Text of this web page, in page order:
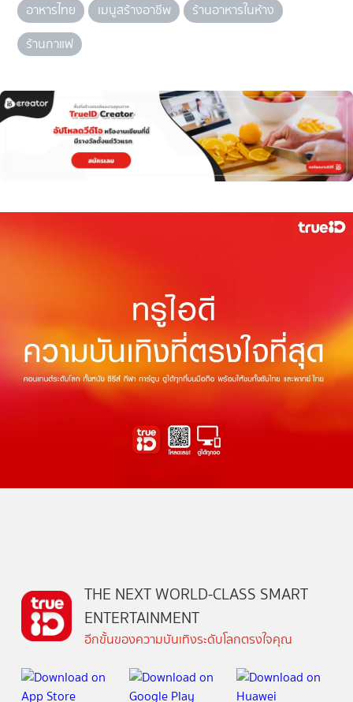
อาหารไทย
เมนูสร้างอาชีพ
ร้านอาหารในห้าง
ร้านกาแฟ
THE NEXT WORLD-CLASS SMART
ENTERTAINMENT
อีกขั้นของความบันเทิงระดับโลกตรงใจคุณ